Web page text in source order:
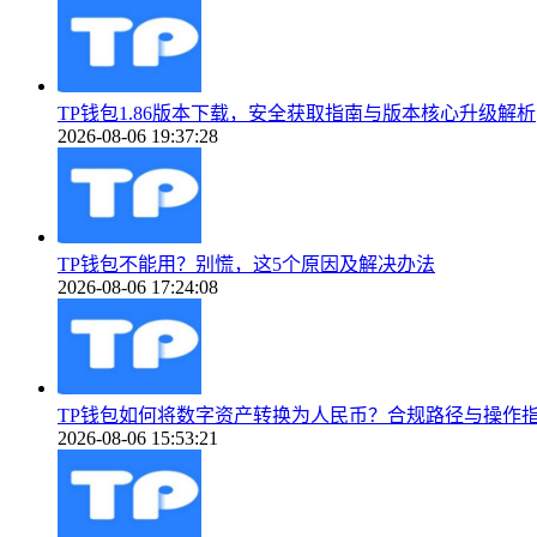
TP钱包1.86版本下载，安全获取指南与版本核心升级解析
2026-08-06 19:37:28
TP钱包不能用？别慌，这5个原因及解决办法
2026-08-06 17:24:08
TP钱包如何将数字资产转换为人民币？合规路径与操作
2026-08-06 15:53:21